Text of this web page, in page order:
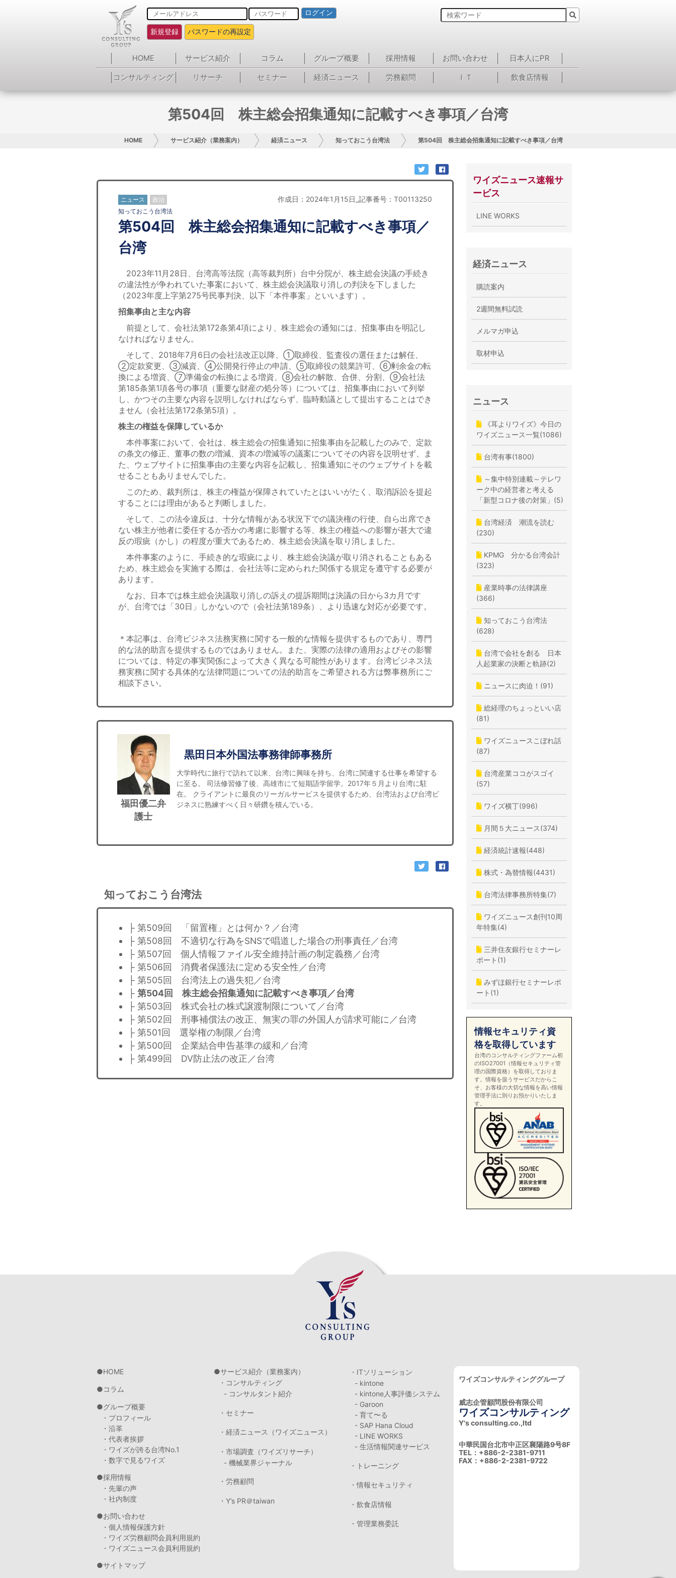
ログイン
新規登録 パスワードの再設定
HOME サービス紹介 コラム グループ概要 採用情報 お問い合わせ
日本人にPR
コンサルティング
リサーチ セミナー 経済ニュース 労務顧問 ＩＴ 飲食店情報
第504回 株主総会招集通知に記載すべき事項／台湾
HOME サービス紹介（業務案内） 経済ニュース 知っておこう台湾法 第504回 株主総会招集通知に記載すべき事項／台湾
ニュース 政治 作成日：2024年1月15日_記事番号：T00113250
知っておこう台湾法
第504回 株主総会招集通知に記載すべき事項／
台湾
2023年11月28日、台湾高等法院（高等裁判所）台中分院が、株主総会決議の手続き
の違法性が争われていた事案において、株主総会決議取り消しの判決を下しました
（2023年度上字第275号民事判決、以下「本件事案」といいます）。
招集事由と主な内容
前提として、会社法第172条第4項により、株主総会の通知には、招集事由を明記し
なければなりません。
そして、2018年7月6日の会社法改正以降、①取締役、監査役の選任または解任、
②定款変更、③減資、④公開発行停止の申請、⑤取締役の競業許可、⑥剰余金の転
換による増資、⑦準備金の転換による増資、⑧会社の解散、合併、分割、⑨会社法
第185条第1項各号の事項（重要な財産の処分等）については、招集事由において列挙
し、かつその主要な内容を説明しなければならず、臨時動議として提出することはでき
ません（会社法第172条第5項）。
株主の権益を保障しているか
本件事案において、会社は、株主総会の招集通知に招集事由を記載したのみで、定款
の条文の修正、董事の数の増減、資本の増減等の議案についてその内容を説明せず、ま
た、ウェブサイトに招集事由の主要な内容を記載し、招集通知にそのウェブサイトを載
せることもありませんでした。
このため、裁判所は、株主の権益が保障されていたとはいいがたく、取消訴訟を提起
することには理由があると判断しました。
そして、この法令違反は、十分な情報がある状況下での議決権の行使、自ら出席でき
ない株主が他者に委任するか否かの考慮に影響する等、株主の権益への影響が甚大で違
反の瑕疵（かし）の程度が重大であるため、株主総会決議を取り消しました。
本件事案のように、手続き的な瑕疵により、株主総会決議が取り消されることもある
ため、株主総会を実施する際は、会社法等に定められた関係する規定を遵守する必要が
あります。
なお、日本では株主総会決議取り消しの訴えの提訴期間は決議の日から3カ月です
が、台湾では「30日」しかないので（会社法第189条）、より迅速な対応が必要です。
＊本記事は、台湾ビジネス法務実務に関する一般的な情報を提供するものであり、専門
的な法的助言を提供するものではありません。また、実際の法律の適用およびその影響
については、特定の事実関係によって大きく異なる可能性があります。台湾ビジネス法
務実務に関する具体的な法律問題についての法的助言をご希望される方は弊事務所にご
相談下さい。
福田優二弁
護士
黒田日本外国法事務律師事務所
大学時代に旅行で訪れて以来、台湾に興味を持ち、台湾に関連する仕事を希望する
に至る。 司法修習修了後、高雄市にて短期語学留学。2017年５月より台湾に駐
在。 クライアントに最良のリーガルサービスを提供するため、台湾法および台湾ビ
ジネスに熟練すべく日々研鑽を積んでいる。
知っておこう台湾法
├ 第509回 「留置権」とは何か？／台湾
├ 第508回 不適切な行為をSNSで唱道した場合の刑事責任／台湾
├ 第507回 個人情報ファイル安全維持計画の制定義務／台湾
├ 第506回 消費者保護法に定める安全性／台湾
├ 第505回 台湾法上の過失犯／台湾
├ 第504回 株主総会招集通知に記載すべき事項／台湾
├ 第503回 株式会社の株式譲渡制限について／台湾
├ 第502回 刑事補償法の改正、無実の罪の外国人が請求可能に／台湾
├ 第501回 選挙権の制限／台湾
├ 第500回 企業結合申告基準の緩和／台湾
├ 第499回 DV防止法の改正／台湾
ワイズニュース速報サ
ービス
LINE WORKS
経済ニュース
購読案内
2週間無料試読
メルマガ申込
取材申込
ニュース
《耳よりワイズ》今日の
ワイズニュース一覧(1086)
台湾有事(1800)
～集中特別連載～テレワ
ーク中の経営者と考える
「新型コロナ後の対策」(5)
台湾経済 潮流を読む
(230)
KPMG 分かる台湾会計
(323)
産業時事の法律講座
(366)
知っておこう台湾法
(628)
台湾で会社を創る 日本
人起業家の決断と軌跡(2)
ニュースに肉迫！(91)
総経理のちょっといい店
(81)
ワイズニュースこぼれ話
(87)
台湾産業ココがスゴイ
(57)
ワイズ横丁(996)
月間５大ニュース(374)
経済統計速報(448)
株式・為替情報(4431)
台湾法律事務所特集(7)
ワイズニュース創刊10周
年特集(4)
三井住友銀行セミナーレ
ポート(1)
みずほ銀行セミナーレポ
ート(1)
情報セキュリティ資
格を取得しています
台湾のコンサルティングファーム初
のISO27001（情報セキュリティ管
理の国際資格）を取得しておりま
す。情報を扱うサービスだからこ
そ、お客様の大切な情報を高い情報
管理手法に則りお預かりいたしま
す。
HOME
コラム
グループ概要
・プロフィール
・沿革
・代表者挨拶
・ワイズが誇る台湾No.1
・数字で見るワイズ
採用情報
・先輩の声
・社内制度
お問い合わせ
・個人情報保護方針
・ワイズ労務顧問会員利用規約
・ワイズニュース会員利用規約
サイトマップ
サービス紹介（業務案内）
・コンサルティング
- コンサルタント紹介
・セミナー
・経済ニュース（ワイズニュース）
・市場調査（ワイズリサーチ）
- 機械業界ジャーナル
・労務顧問
・Y’s PR＠taiwan
・ITソリューション
- kintone
- kintone人事評価システム
- Garoon
- 育て〜る
- SAP Hana Cloud
- LINE WORKS
- 生活情報関連サービス
・トレーニング
・情報セキュリティ
・飲食店情報
・管理業務委託
ワイズコンサルティンググループ
威志企管顧問股份有限公司
ワイズコンサルティング
Y's consulting.co.,ltd
中華民国台北市中正区襄陽路9号8F
TEL：+886-2-2381-9711
FAX：+886-2-2381-9722